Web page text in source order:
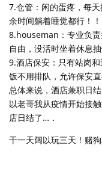
7.仓管：闲的蛋疼，每
余时间躺着睡觉都行！！
8.houseman：专业负
自由，没活时坐着休息
9.酒店保安：只有站岗
饭不用排队，允许保安
总体来说，酒店兼职日
以老哥我从疫情开始接
店日结了…．
干一天阔以玩三天！赌